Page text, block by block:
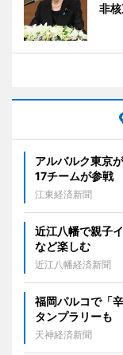
非
アルバルク東京
17チームが参戦
江東経済新聞
近江八幡で親子
など楽しむ
近江八幡経済新聞
福岡パルコで「
タンプラリーも
天神経済新聞